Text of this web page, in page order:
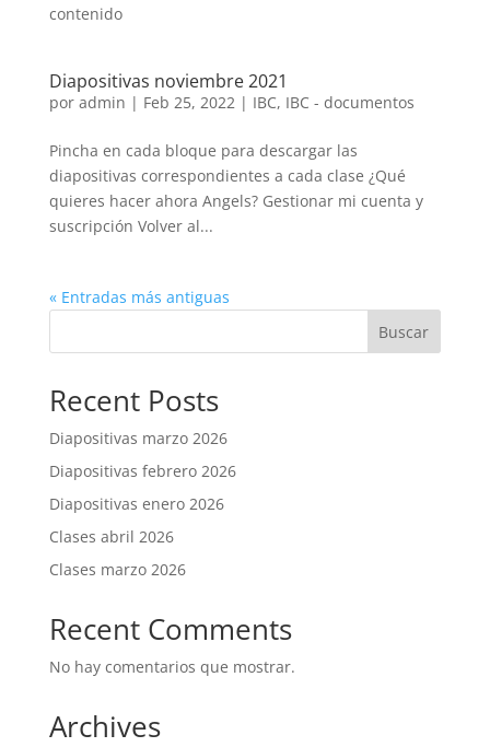
contenido
Diapositivas noviembre 2021
por admin | Feb 25, 2022| IBC, IBC - documentos
Pincha en cada bloque para descargar las
diapositivas correspondientes a cada clase ¿Qué
quieres hacer ahora Angels? Gestionar mi cuenta y
suscripción Volver al...
« Entradas más antiguas
Buscar
Recent Posts
Diapositivas marzo 2026
Diapositivas febrero 2026
Diapositivas enero 2026
Clases abril 2026
Clases marzo 2026
Recent Comments
No hay comentarios que mostrar.
Archives